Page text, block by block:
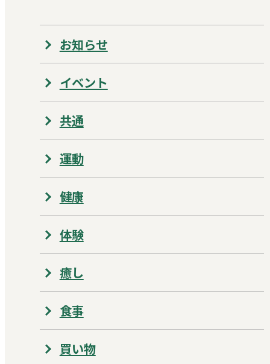
お知らせ
イベント
共通
運動
健康
体験
癒し
食事
買い物